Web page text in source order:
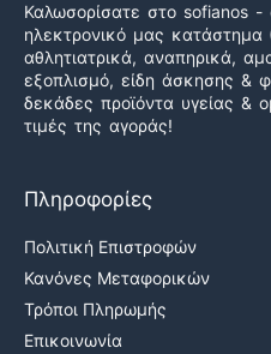
Καλωσορίσατε στο sofianos
ηλεκτρονικό μας κατάστημα
αθλητιατρικά, αναπηρικά,
εξοπλισμό, είδη άσκησης &
δεκάδες προϊόντα υγείας &
τιμές της αγοράς!
Πληροφορίες
Πολιτική Επιστροφών
Κανόνες Μεταφορικών
Τρόποι Πληρωμής
Επικοινωνία